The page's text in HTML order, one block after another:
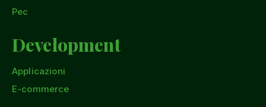
Pec
Development
Applicazioni
E-commerce